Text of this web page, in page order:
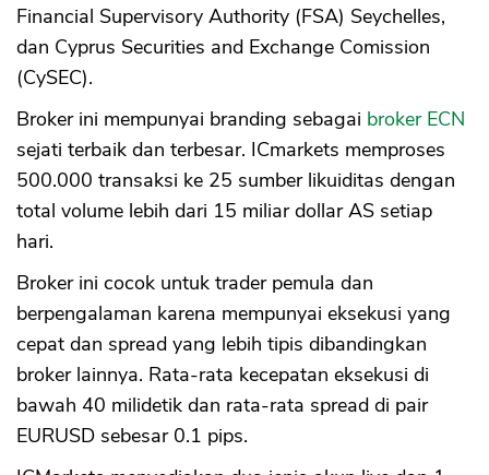
Financial Supervisory Authority (FSA) Seychelles,
dan Cyprus Securities and Exchange Comission
(CySEC).
Broker ini mempunyai branding sebagai broker ECN
sejati terbaik dan terbesar. ICmarkets memproses
500.000 transaksi ke 25 sumber likuiditas dengan
total volume lebih dari 15 miliar dollar AS setiap
hari.
Broker ini cocok untuk trader pemula dan
berpengalaman karena mempunyai eksekusi yang
cepat dan spread yang lebih tipis dibandingkan
broker lainnya. Rata-rata kecepatan eksekusi di
bawah 40 milidetik dan rata-rata spread di pair
EURUSD sebesar 0.1 pips.